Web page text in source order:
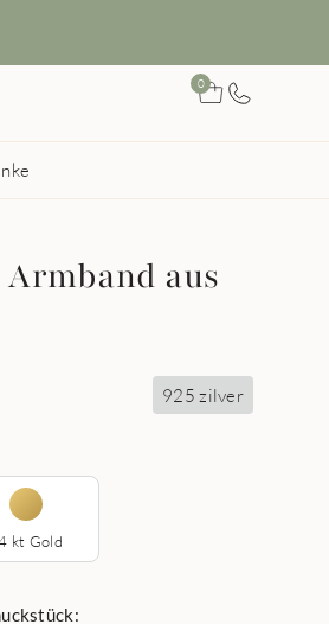
0
aus
925 zilver
kt Gold